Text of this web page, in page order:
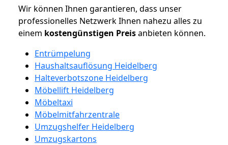
Wir können Ihnen garantieren, dass unser
professionelles Netzwerk Ihnen nahezu alles zu
einem kostengünstigen Preisanbieten können.
Entrümpelung
Haushaltsauflösung Heidelberg
Halteverbotszone Heidelberg
Möbellift Heidelberg
Möbeltaxi
Möbelmitfahrzentrale
Umzugshelfer Heidelberg
Umzugskartons